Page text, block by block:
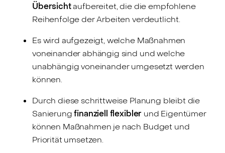
Übersichtaufbereitet, die die empfohlene
Reihenfolge der Arbeiten verdeutlicht.
Es wird aufgezeigt, welche Maßnahmen
voneinander abhängig sind und welche
unabhängig voneinander umgesetzt werden
können.
Durch diese schrittweise Planung bleibt die
Sanierungfinanziell flexibler und Eigentümer
können Maßnahmen je nach Budget und
Priorität umsetzen.